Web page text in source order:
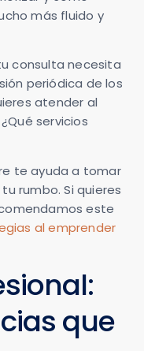
más fluido y
consulta necesita
periódica de los
atender al
servicios
te ayuda a tomar
rumbo. Si quieres
este
al emprender
que